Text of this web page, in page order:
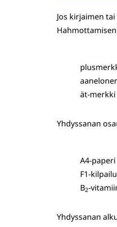
Jos kirjaimen
ät-merkki
Yhdyssanan
A4-paperi
F1-kilpailu
B2-
Yhdyssanan